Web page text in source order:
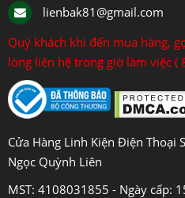
lienbak81@gmail.com
Quý khách khi đến mua hàng,
lòng liên hệ trong giờ làm việc (
Cửa Hàng Linh Kiện Điện Thoại
Ngọc Quỳnh Liên
MST: 4108031855 - Ngày cấp: